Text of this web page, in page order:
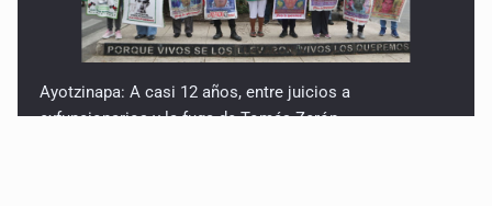
Ayotzinapa: A casi 12 años, entre juicios a
exfuncionarios y la fuga de Tomás Zerón